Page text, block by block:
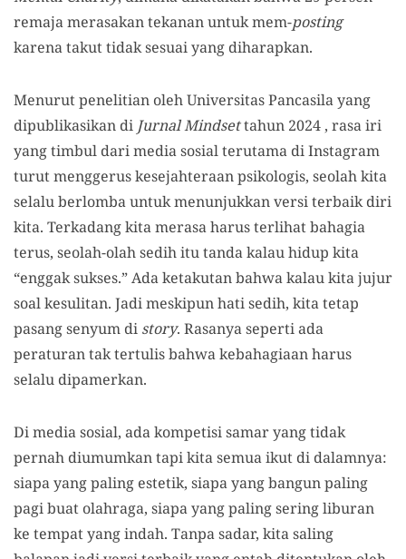
remaja merasakan tekanan untuk mem-posting
karena takut tidak sesuai yang diharapkan.
Menurut penelitian oleh Universitas Pancasila yang
dipublikasikan di Jurnal Mindsettahun 2024 , rasa iri
yang timbul dari media sosial terutama di Instagram
turut menggerus kesejahteraan psikologis, seolah kita
selalu berlomba untuk menunjukkan versi terbaik diri
kita. Terkadang kita merasa harus terlihat bahagia
terus, seolah-olah sedih itu tanda kalau hidup kita
“enggak sukses.” Ada ketakutan bahwa kalau kita jujur
soal kesulitan. Jadi meskipun hati sedih, kita tetap
pasang senyum di story. Rasanya seperti ada
peraturan tak tertulis bahwa kebahagiaan harus
selalu dipamerkan.
Di media sosial, ada kompetisi samar yang tidak
pernah diumumkan tapi kita semua ikut di dalamnya:
siapa yang paling estetik, siapa yang bangun paling
pagi buat olahraga, siapa yang paling sering liburan
ke tempat yang indah. Tanpa sadar, kita saling